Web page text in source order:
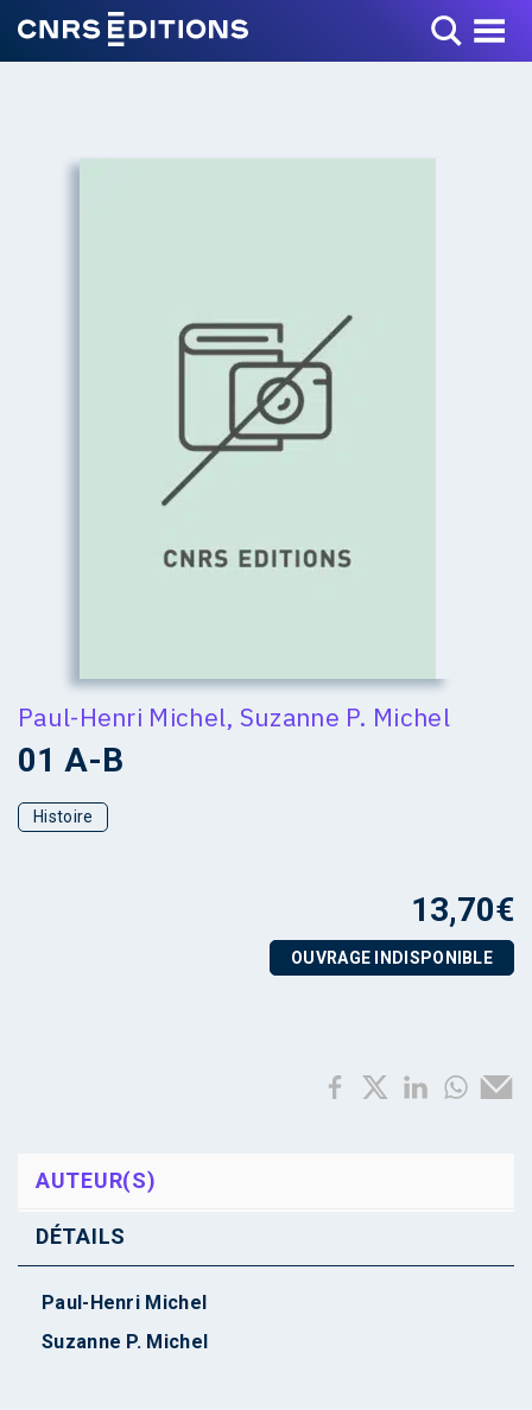
Toggle Menu
Paul-Henri Michel, Suzanne P. Michel
01 A-B
Histoire
13,70€
OUVRAGE INDISPONIBLE
AUTEUR(S)
DÉTAILS
Paul-Henri Michel
Suzanne P. Michel